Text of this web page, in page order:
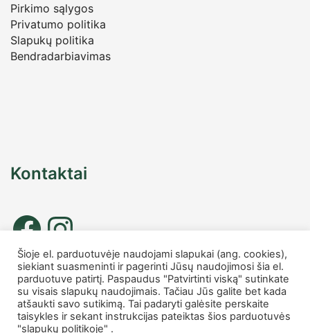
Pirkimo sąlygos
Privatumo politika
Slapukų politika
Bendradarbiavimas
Kontaktai
Tel. nr.: +37067677885
info@charmshop.lt
MB Charmshop
Šioje el. parduotuvėje naudojami slapukai (ang. cookies),
siekiant suasmeninti ir pagerinti Jūsų naudojimosi šia el.
parduotuve patirtį. Paspaudus "Patvirtinti viską" sutinkate
su visais slapukų naudojimais. Tačiau Jūs galite bet kada
atšaukti savo sutikimą. Tai padaryti galėsite perskaite
taisykles ir sekant instrukcijas pateiktas šios parduotuvės
"slapukų politikoje" .